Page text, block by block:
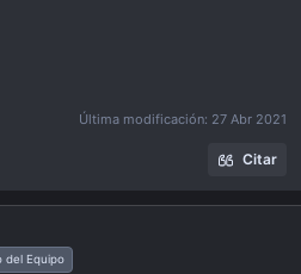
Última modificación: 27 Abr 2021
Citar
del Equipo